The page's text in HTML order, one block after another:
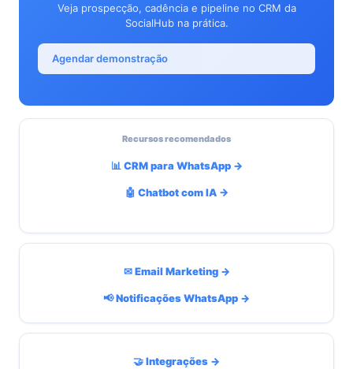
Veja prospecção, cadência e pipeline no CRM da
SocialHub na prática.
Agendar demonstração
Recursos recomendados
📊 CRM para WhatsApp →
🤖 Chatbot com IA →
✉ Email Marketing →
📢 Notificações WhatsApp →
🤝 Integrações →